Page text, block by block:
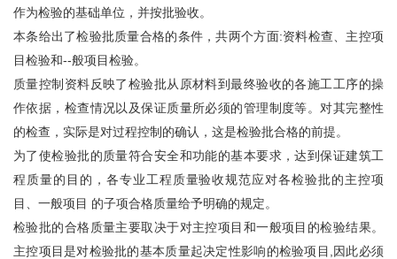
作为检验的基础单位，并按批验收。
本条给出了检验批质量合格的条件，共两个方面:资料检查、主控项
目检验和--般项目检验。
质量控制资料反映了检验批从原材料到最终验收的各施工工序的操
作依据，检查情况以及保证质量所必须的管理制度等。对其完整性
的检查，实际是对过程控制的确认，这是检验批合格的前提。
为了使检验批的质量符合安全和功能的基本要求，达到保证建筑工
程质量的目的，各专业工程质量验收规范应对各检验批的主控项
目、一般项目 的子项合格质量给予明确的规定。
检验批的合格质量主要取决于对主控项目和一般项目的检验结果。
主控项目是对检验批的基本质量起决定性影响的检验项目,因此必须